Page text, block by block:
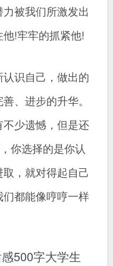
被我们所激发出
!牢牢的抓紧他!
识自己，做出的
、进步的升华。
少遗憾，但是还
你选择的是你认
，就对得起自己
都能像哼哼一样
500字大学生